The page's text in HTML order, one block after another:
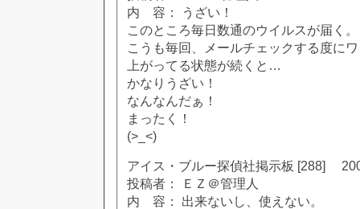
内 容： うざい！
このところ毎日数通のウイルスが届く。
こうも毎回、メールチェックする度に
上がってる状態が続くと…
かなりうざい！
なんなんだぁ！
まったく！
(>_<)
アイス・ブルー探偵社掲示板 [288]
投稿者： ＥＺ＠管理人
内 容： 出来ないし、使えない。